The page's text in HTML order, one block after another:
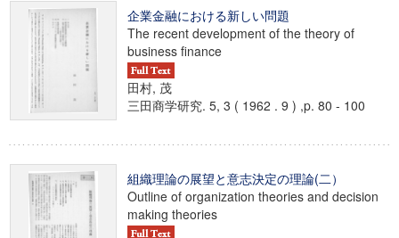
企業金融における新しい問題
The recent development of the theory of
business finance
田村, 茂
三田商学研究. 5, 3 ( 1962 . 9 ) ,p. 80 - 100
組織理論の展望と意志決定の理論(二）
Outline of organization theories and decision
making theories